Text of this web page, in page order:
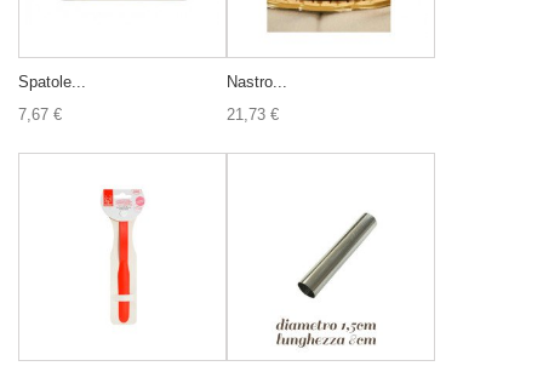
Spatole...
7,67 €
Nastro...
21,73 €